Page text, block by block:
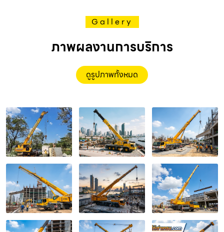
Gallery
ภาพผลงานการบริการ
ดูรูปภาพทั้งหมด